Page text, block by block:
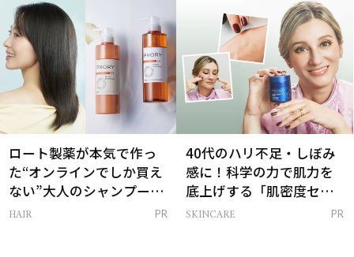
ロート製薬が本気で作っ
た“オンラインでしか買え
ない”大人のシャンプー＆
トリートメントって？
HAIR PR
40代のハリ不足・しぼみ
感に！科学の力で肌力を
底上げする「肌密度セラ
ム」
SKINCARE PR